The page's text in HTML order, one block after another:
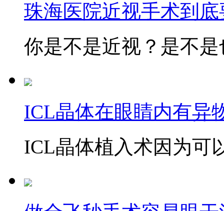
珠海医院近视手术到
你是不是近视？是不
ICL晶体在眼睛内有异
ICL晶体植入术因为可